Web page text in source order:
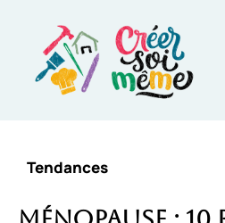
contenu
Tendances